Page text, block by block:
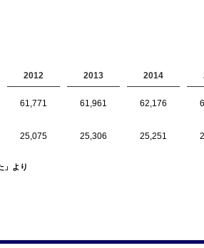
2012 2013 2014
61,771 61,961 62,176
25,075 25,306 25,251
」より